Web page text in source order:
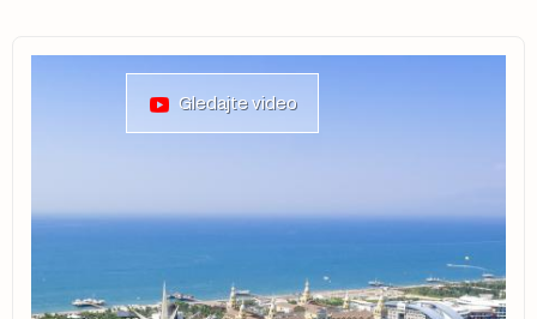
Gledajte video